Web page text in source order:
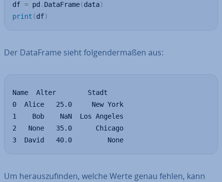
df = pd . DataFrame(data)
print (df)
Der DataFrame sieht fol­gen­der­ma­ßen aus:
Name  Alter        Stadt
0  Alice   25.0     New York
1    Bob    NaN  Los Angeles
2   None   35.0      Chicago
3  David   40.0         None
Um her­aus­zu­fin­den, welche Werte genau fehlen, kann